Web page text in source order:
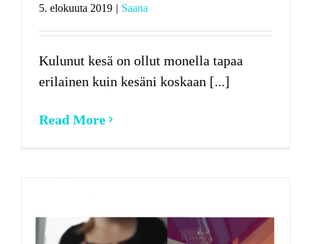
5. elokuuta 2019 | Saana
Kulunut kesä on ollut monella tapaa
erilainen kuin kesäni koskaan [...]
Read More